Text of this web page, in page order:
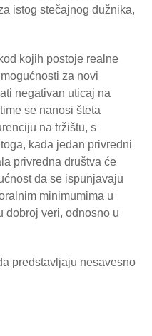
istog stečajnog dužnika,
kojih postoje realne
za novi
negativan uticaj na
se nanosi šteta
na tržištu, s
kada jedan privredni
privredna društva će
da se ispunjavaju
minimumima u
dobroj veri, odnosno u
predstavljaju nesavesno